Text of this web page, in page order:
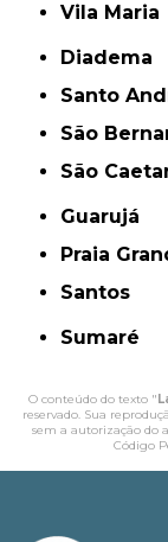
Vila Maria
Diadema
Santo
São
São
Guarujá
Praia
Santos
Sumaré
O conteúdo do texto "
reservado. Sua
sem a autorização do
Código